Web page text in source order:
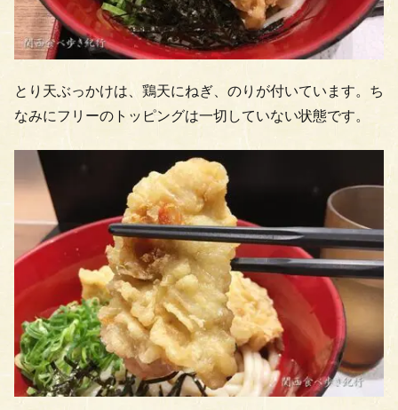
とり天ぶっかけは、鶏天にねぎ、のりが付いています。ち
なみにフリーのトッピングは一切していない状態です。